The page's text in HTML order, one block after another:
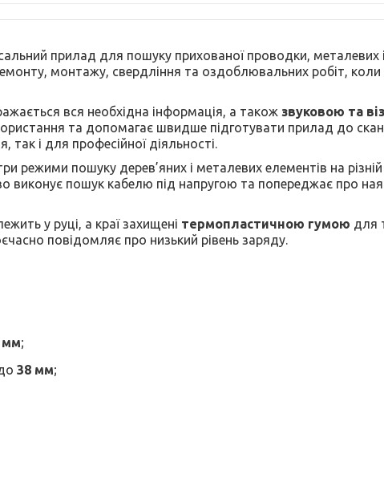
прилад для пошуку прихованої проводки, металевих і
монтажу, свердління та оздоблювальних робіт,
вся необхідна інформація, а також звуковою та
та допомагає швидше підготувати прилад до
і для професійної діяльності.
режими пошуку дерев’яних і металевих елементів на
пошук кабелю під напругою та попереджає про
у руці, а краї захищені термопластичною гумою для
повідомляє про низький рівень заряду.
мм;
38 мм;